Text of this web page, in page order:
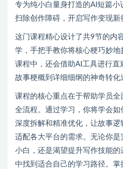
专为纯小白量身打造的AI短篇
扫除创作障碍，开启写作变现新
这门课程精心设计了共9节的内
学，手把手教你将核心梗巧妙地
课程中，还会借助AI工具进行直
故事梗概到详细细纲的神奇转化
课程的核心重点在于帮助学员
全流程。通过学习，你将学会
深度拆解和精准优化，让故事
适配各大平台的需求。无论你
小白，还是渴望提升写作技能
中找到适合自己的学习路径。